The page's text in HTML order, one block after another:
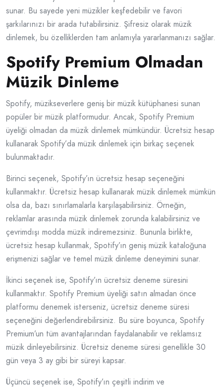
sunar. Bu sayede yeni müzikler keşfedebilir ve favori
şarkılarınızı bir arada tutabilirsiniz. Şifresiz olarak müzik
dinlemek, bu özelliklerden tam anlamıyla yararlanmanızı sağlar.
Spotify Premium Olmadan
Müzik Dinleme
Spotify, müzikseverlere geniş bir müzik kütüphanesi sunan
popüler bir müzik platformudur. Ancak, Spotify Premium
üyeliği olmadan da müzik dinlemek mümkündür. Ücretsiz hesap
kullanarak Spotify’da müzik dinlemek için birkaç seçenek
bulunmaktadır.
Birinci seçenek, Spotify’ın ücretsiz hesap seçeneğini
kullanmaktır. Ücretsiz hesap kullanarak müzik dinlemek mümkün
olsa da, bazı sınırlamalarla karşılaşabilirsiniz. Örneğin,
reklamlar arasında müzik dinlemek zorunda kalabilirsiniz ve
çevrimdışı modda müzik indiremezsiniz. Bununla birlikte,
ücretsiz hesap kullanmak, Spotify’ın geniş müzik kataloğuna
erişmenizi sağlar ve temel müzik dinleme deneyimini sunar.
İkinci seçenek ise, Spotify’ın ücretsiz deneme süresini
kullanmaktır. Spotify Premium üyeliği satın almadan önce
platformu denemek isterseniz, ücretsiz deneme süresi
seçeneğini değerlendirebilirsiniz. Bu süre boyunca, Spotify
Premium’un tüm avantajlarından faydalanabilir ve reklamsız
müzik dinleyebilirsiniz. Ücretsiz deneme süresi genellikle 30
gün veya 3 ay gibi bir süreyi kapsar.
Üçüncü seçenek ise, Spotify’ın çeşitli indirim ve